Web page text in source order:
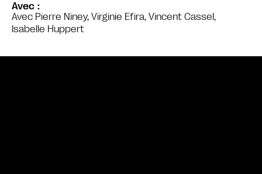
Avec
Avec Pierre Niney, Virginie Efira, Vincent Cassel,
Isabelle Huppert